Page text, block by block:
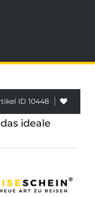
ID 10448
ideale